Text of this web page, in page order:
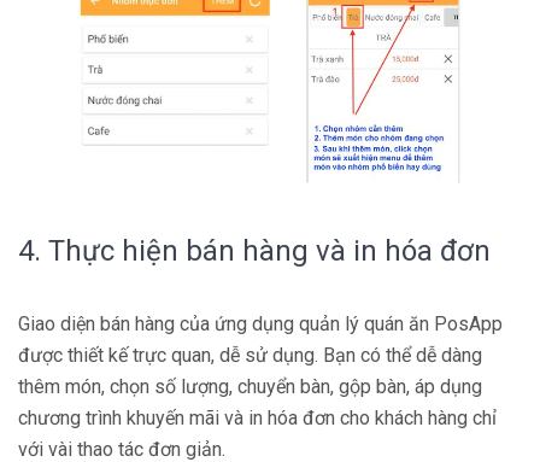
4. Thực hiện bán hàng và in hóa đơn
Giao diện bán hàng của ứng dụng quản lý quán ăn PosApp
được thiết kế trực quan, dễ sử dụng. Bạn có thể dễ dàng
thêm món, chọn số lượng, chuyển bàn, gộp bàn, áp dụng
chương trình khuyến mãi và in hóa đơn cho khách hàng chỉ
với vài thao tác đơn giản.